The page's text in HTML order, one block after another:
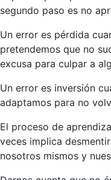
segundo paso es no
Un error es pérdida
pretendemos que no
excusa para culpar a
Un error es inversión
adaptamos para no
El proceso de
veces implica
nosotros mismos y